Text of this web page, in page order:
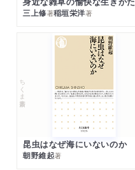
三上修著稲垣栄洋著
ちくま新書
昆虫はなぜ海にいないのか
朝野維起著